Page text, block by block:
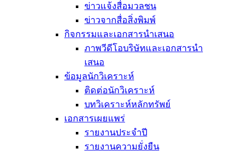
ข่าวแจ้งสื่อมวลชน
ข่าวจากสื่อสิ่งพิมพ์
กิจกรรมและเอกสารนำเสนอ
ภาพวีดีโอบริษัทและเอกสารนำ
เสนอ
ข้อมูลนักวิเคราะห์
ติดต่อนักวิเคราะห์
บทวิเคราะห์หลักทรัพย์
เอกสารเผยแพร่
รายงานประจำปี
รายงานความยั่งยืน